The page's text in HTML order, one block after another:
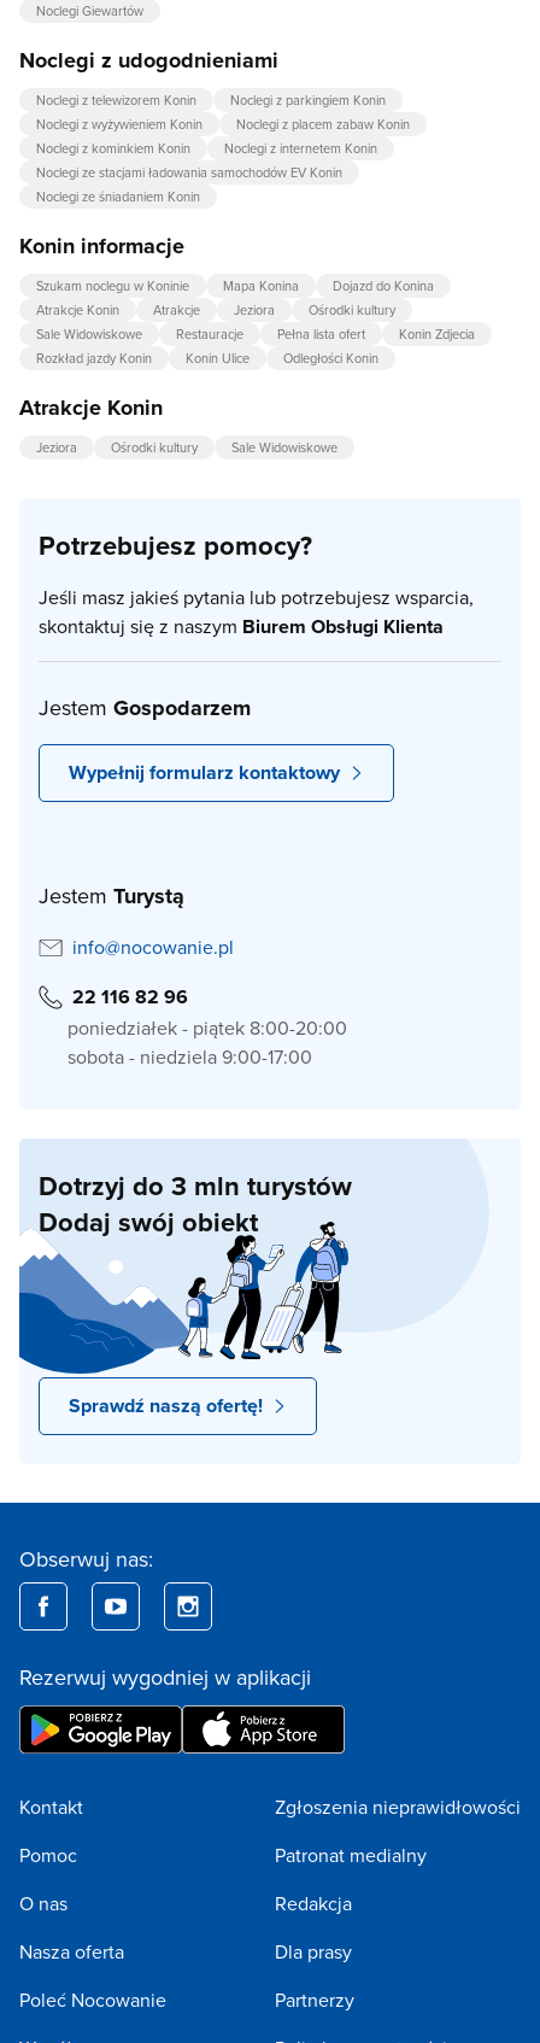
Noclegi Giewartów
Noclegi z udogodnieniami
Noclegi z telewizorem Konin
Noclegi z parkingiem Konin
Noclegi z wyżywieniem Konin
Noclegi z placem zabaw Konin
Noclegi z kominkiem Konin
Noclegi z internetem Konin
Noclegi ze stacjami ładowania samochodów EV Konin
Noclegi ze śniadaniem Konin
Konin informacje
Szukam noclegu w Koninie Mapa Konina
Dojazd do Konina
Atrakcje Konin
Atrakcje Jeziora
Ośrodki kultury
Sale Widowiskowe
Restauracje Pełna lista ofert
Konin Zdjecia
Rozkład jazdy Konin
Konin Ulice Odległości Konin
Atrakcje Konin
Jeziora Ośrodki kultury Sale Widowiskowe
Potrzebujesz pomocy?
Jeśli masz jakieś pytania lub potrzebujesz wsparcia,
skontaktuj się z naszym Biurem Obsługi Klienta
Jestem Gospodarzem
Wypełnij formularz kontaktowy
Jestem Turystą
info@nocowanie.pl
22 116 82 96
poniedziałek - piątek 8:00-20:00
sobota - niedziela 9:00-17:00
Dotrzyj do 3 mln turystów
Dodaj swój obiekt
Sprawdź naszą ofertę!
Obserwuj nas:
Rezerwuj wygodniej w aplikacji
Kontakt
Pomoc
O nas
Nasza oferta
Poleć Nocowanie
Zgłoszenia nieprawidłowości
Patronat medialny
Redakcja
Dla prasy
Partnerzy